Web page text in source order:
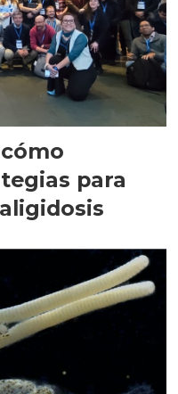
para